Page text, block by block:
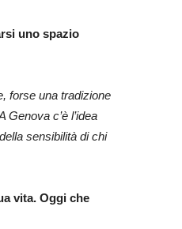
uno spazio
forse una tradizione
Genova c’è l’idea
sensibilità di chi
vita. Oggi che